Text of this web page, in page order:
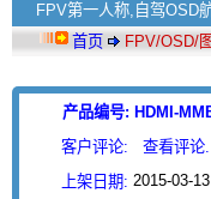
FPV第一人称,自驾OSD
首页
FPV/OSD/
产品编号: HDMI-
客户评论:
查看评论.
上架日期: 2015-03-13